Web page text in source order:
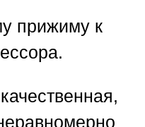
прижиму к